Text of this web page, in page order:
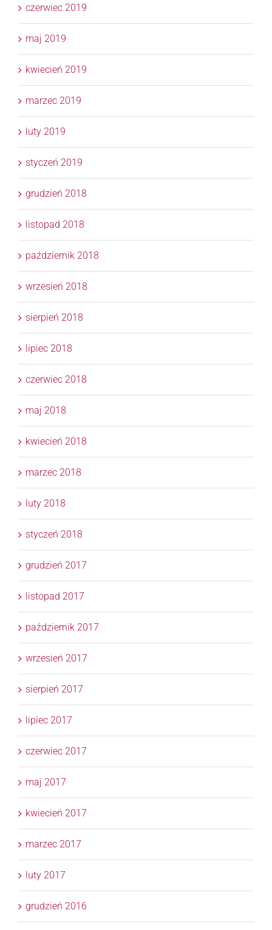
czerwiec 2019
maj 2019
kwiecień 2019
marzec 2019
luty 2019
styczeń 2019
grudzień 2018
listopad 2018
październik 2018
wrzesień 2018
sierpień 2018
lipiec 2018
czerwiec 2018
maj 2018
kwiecień 2018
marzec 2018
luty 2018
styczeń 2018
grudzień 2017
listopad 2017
październik 2017
wrzesień 2017
sierpień 2017
lipiec 2017
czerwiec 2017
maj 2017
kwiecień 2017
marzec 2017
luty 2017
grudzień 2016